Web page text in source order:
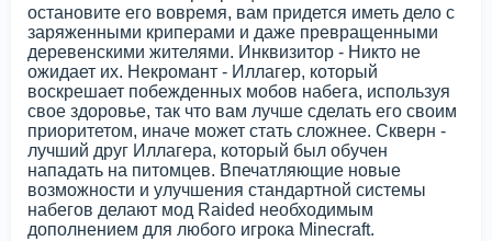
остановите его вовремя, вам придется иметь дело с
заряженными криперами и даже превращенными
деревенскими жителями. Инквизитор - Никто не
ожидает их. Некромант - Иллагер, который
воскрешает побежденных мобов набега, используя
свое здоровье, так что вам лучше сделать его своим
приоритетом, иначе может стать сложнее. Скверн -
лучший друг Иллагера, который был обучен
нападать на питомцев. Впечатляющие новые
возможности и улучшения стандартной системы
набегов делают мод Raided необходимым
дополнением для любого игрока Minecraft.